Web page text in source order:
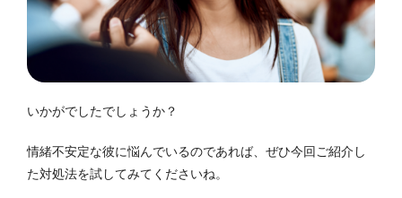
いかがでしたでしょうか？
情緒不安定な彼に悩んでいるのであれば、ぜひ今回ご紹介し
た対処法を試してみてくださいね。